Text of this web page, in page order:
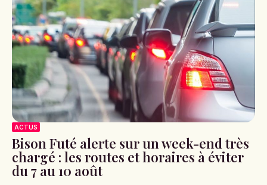
ACTUS
Bison Futé alerte sur un week-end très
chargé : les routes et horaires à éviter
du 7 au 10 août